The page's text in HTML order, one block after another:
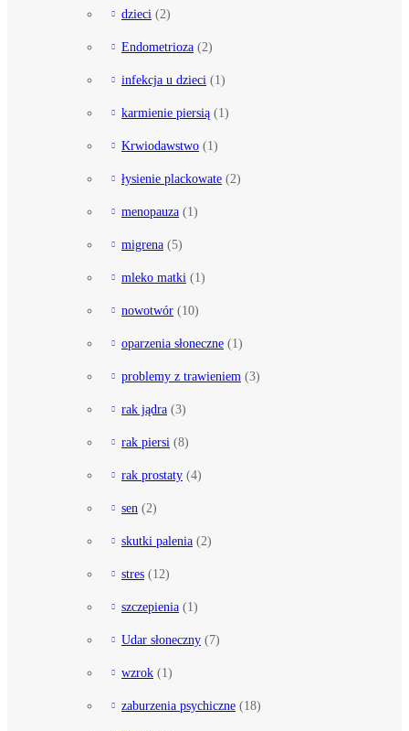
dzieci (2)
Endometrioza (2)
infekcja u dzieci (1)
karmienie piersią (1)
Krwiodawstwo (1)
łysienie plackowate (2)
menopauza (1)
migrena (5)
mleko matki (1)
nowotwór (10)
oparzenia słoneczne (1)
problemy z trawieniem (3)
rak jądra (3)
rak piersi (8)
rak prostaty (4)
sen (2)
skutki palenia (2)
stres (12)
szczepienia (1)
Udar słoneczny (7)
wzrok (1)
zaburzenia psychiczne (18)